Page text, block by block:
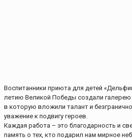
Воспитанники приюта для детей
летию Великой Победы создали галерею
в которую вложили талант и
уважение к подвигу героев.
Каждая работа – это благодарность и
память о тех, кто подарил нам мирное